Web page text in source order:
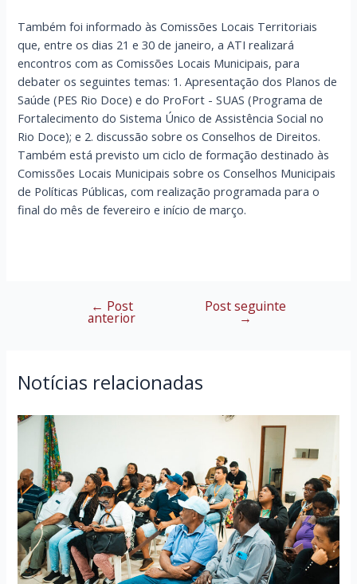
Também foi informado às Comissões Locais Territoriais
que, entre os dias 21 e 30 de janeiro, a ATI realizará
encontros com as Comissões Locais Municipais, para
debater os seguintes temas: 1. Apresentação dos Planos de
Saúde (PES Rio Doce) e do ProFort - SUAS (Programa de
Fortalecimento do Sistema Único de Assistência Social no
Rio Doce); e 2. discussão sobre os Conselhos de Direitos.
Também está previsto um ciclo de formação destinado às
Comissões Locais Municipais sobre os Conselhos Municipais
de Políticas Públicas, com realização programada para o
final do mês de fevereiro e início de março.
Navegação
← Post
anterior
Post seguinte
→
Notícias relacionadas